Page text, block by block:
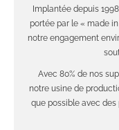
Implantée depuis
portée par le « made
notre engagement
Avec 80% de nos
notre usine de
que possible avec